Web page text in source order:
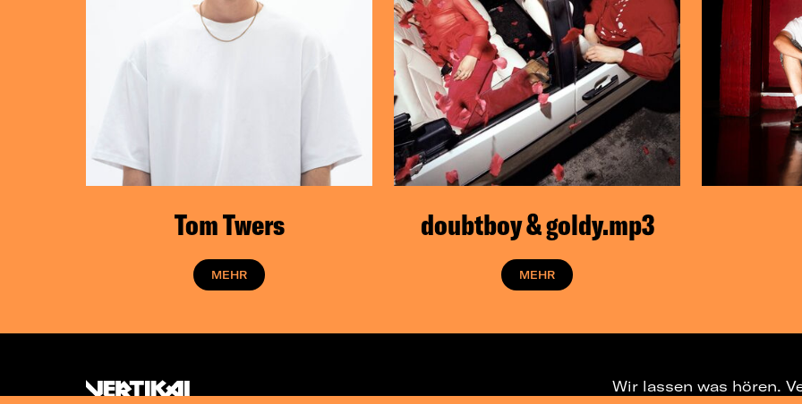
Tom Twers
MEHR
doubtboy & goldy.mp3
MEHR
Wir lassen was hören.